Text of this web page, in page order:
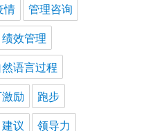
情
管理咨询
绩效管理
然语言过程
励
跑步
议 领导力